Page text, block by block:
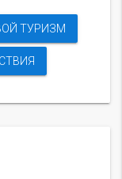
ТУРИЗМ